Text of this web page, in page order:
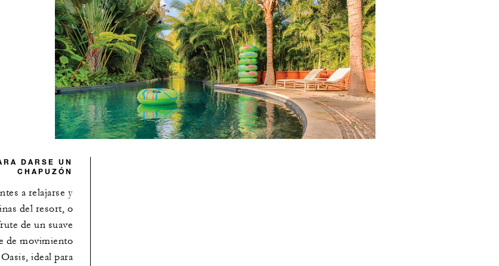
DARSE UN
CHAPUZÓN
a relajarse y
del resort, o
de un suave
de movimiento
ideal para